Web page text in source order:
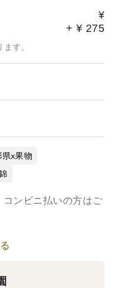
¥
+ ¥ 275
す。
県x果物
ンビニ払いの方はご